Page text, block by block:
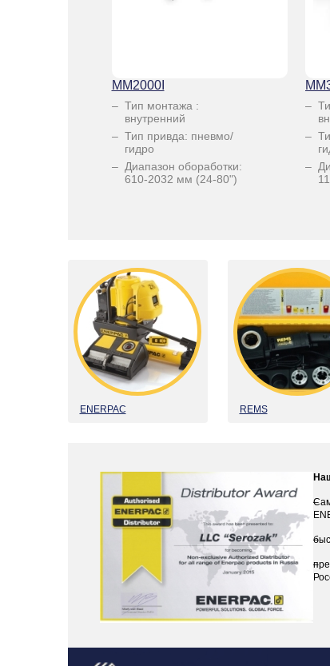
MM2000I
Тип монтажа :
внутренний
Тип привда: пневмо/
гидро
Диапазон обоработки:
610-2032 мм (24-80")
ENERPAC REMS